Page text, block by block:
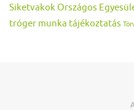
Siketvakok Országos
tróger munka tájékoztatás